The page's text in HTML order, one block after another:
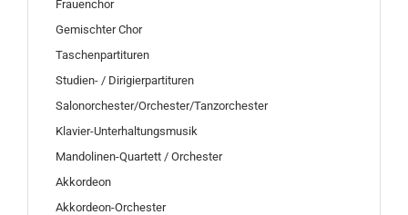
Frauenchor
Gemischter Chor
Taschenpartituren
Studien- / Dirigierpartituren
Salonorchester/Orchester/Tanzorchester
Klavier-Unterhaltungsmusik
Mandolinen-Quartett / Orchester
Akkordeon
Akkordeon-Orchester